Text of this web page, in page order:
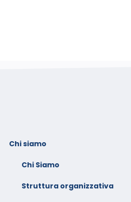
Chi siamo
Chi Siamo
Struttura organizzativa
serve il consenso di